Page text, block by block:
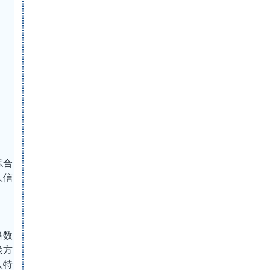
合
信
数
方
特